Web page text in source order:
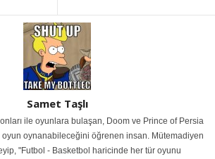
Samet Taşlı
ile oyunlara bulaşan, Doom ve Prince of Persia
oynanabileceğini öğrenen insan. Mütemadiyen
"Futbol - Basketbol haricinde her tür oyunu